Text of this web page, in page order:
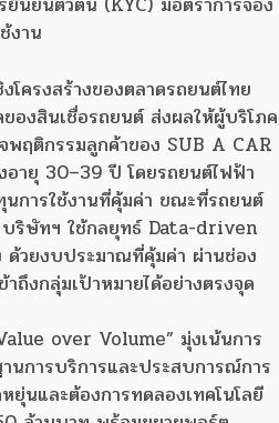
งาน
ครงสร้างของตลาดรถยนต์ไทย
ของสินเชื่อรถยนต์ ส่งผลให้ผู้บริโภค
พฤติกรรมลูกค้าของ SUB A CAR
ายุ 30–39 ปี โดยรถยนต์ไฟฟ้า
นการใช้งานที่คุ้มค่า ขณะที่รถยนต์
บริษัทฯ ใช้กลยุทธ์ Data-driven
ด้วยงบประมาณที่คุ้มค่า ผ่านช่อง
ถึงกลุ่มเป้าหมายได้อย่างตรงจุด
over Volume” มุ่งเน้นการ
การบริการและประสบการณ์การ
นและต้องการทดลองเทคโนโลยี